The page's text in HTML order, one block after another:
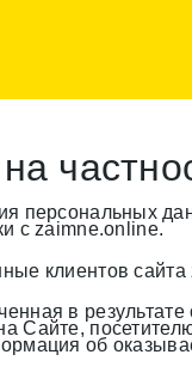
персональных
сzaimne.online.
клиентов сайта
в результате
Сайте,
об